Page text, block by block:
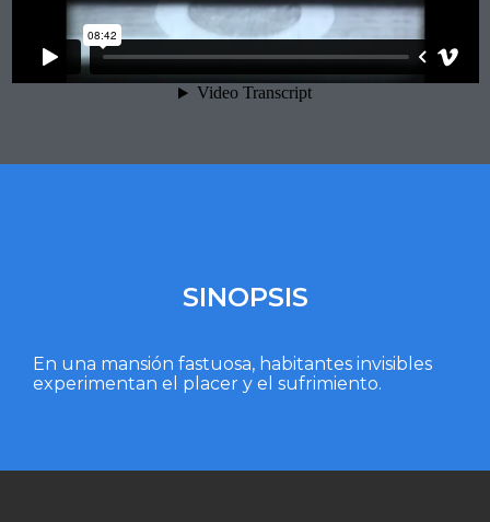
SINOPSIS
En una mansión fastuosa, habitantes invisibles
experimentan el placer y el sufrimiento.